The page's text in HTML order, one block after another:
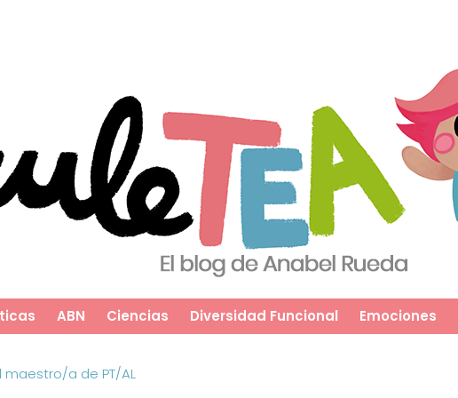
ABN Ciencias Diversidad Funcional Emociones